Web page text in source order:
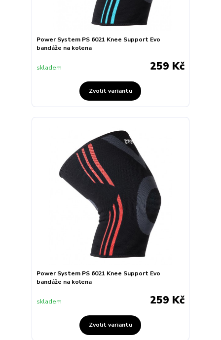
Power System PS 6021 Knee Support Evo
bandáže na kolena
259 Kč
skladem
Zvolit variantu
Power System PS 6021 Knee Support Evo
bandáže na kolena
259 Kč
skladem
Zvolit variantu